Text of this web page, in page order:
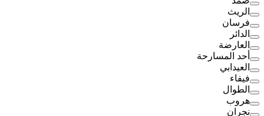
الريث
فرسان
الدائر
العارضة
أحد المسارحة
العيدابي
فيفاء
الطوال
هروب
نجران